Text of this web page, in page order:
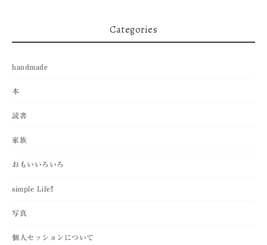
Categories
handmade
本
読書
家族
おもいいろいろ
simple Life!!
写真
個人セッションについて